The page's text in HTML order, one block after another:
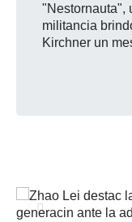
"Nestornauta",
militancia
Kirchner un